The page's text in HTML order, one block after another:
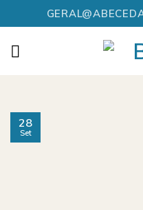
to
content
28
Set